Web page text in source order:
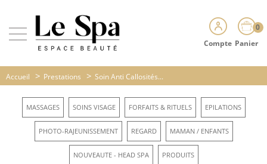
Compte
0
Panier
Accueil > Prestations > Soin Anti Callosités...
MASSAGES SOINS VISAGE FORFAITS & RITUELS EPILATIONS
PHOTO-RAJEUNISSEMENT REGARD MAMAN / ENFANTS
NOUVEAUTE - HEAD SPA PRODUITS